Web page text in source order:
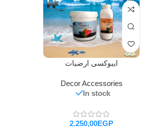
ايبوكسى ارضيات
Decor Accessories
In stock
EGP